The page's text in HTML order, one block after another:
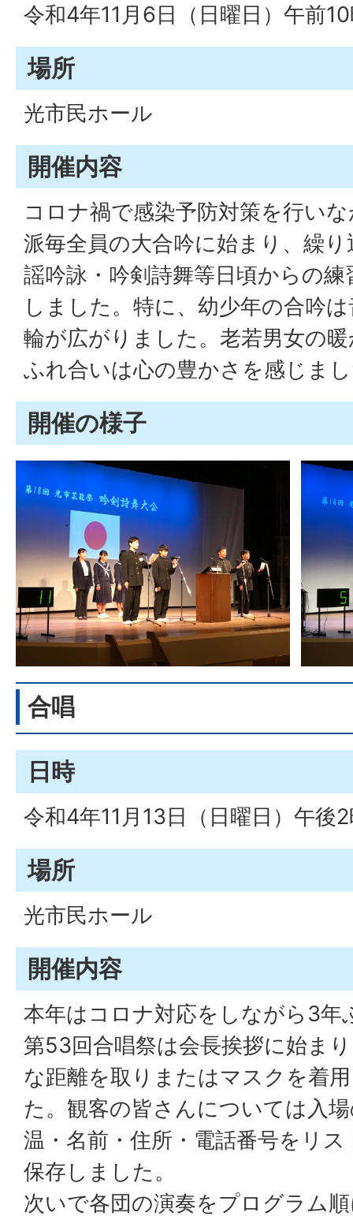
令和4年11月6日（日曜日）午前
場所
光市民ホール
開催内容
コロナ禍で感染予防対策を行い
派毎全員の大合吟に始まり、繰
謡吟詠・吟剣詩舞等日頃からの
しました。特に、幼少年の合吟
輪が広がりました。老若男女の
ふれ合いは心の豊かさを感じま
開催の様子
合唱
日時
令和4年11月13日（日曜日）午後
場所
光市民ホール
開催内容
本年はコロナ対応をしながら3年
第53回合唱祭は会長挨拶に始ま
な距離を取りまたはマスクを着
た。観客の皆さんについては入
温・名前・住所・電話番号をリ
保存しました。
次いで各団の演奏をプログラム